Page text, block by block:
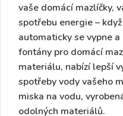
vaše domácí mazlíčky,
spotřebu energie –
automaticky se vypne
fontány pro domácí
materiálu, nabízí lepší
spotřeby vody vašeho
miska na vodu,
odolných materiálů.